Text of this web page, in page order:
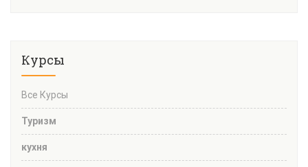
Курсы
Все Курсы
Туризм
кухня